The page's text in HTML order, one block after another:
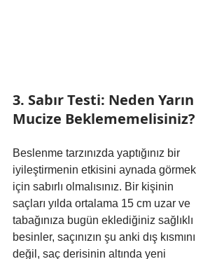
3. Sabır Testi: Neden Yarın
Mucize Beklememelisiniz?
Beslenme tarzınızda yaptığınız bir
iyileştirmenin etkisini aynada görmek
için sabırlı olmalısınız. Bir kişinin
saçları yılda ortalama 15 cm uzar ve
tabağınıza bugün eklediğiniz sağlıklı
besinler, saçınızın şu anki dış kısmını
değil, saç derisinin altında yeni